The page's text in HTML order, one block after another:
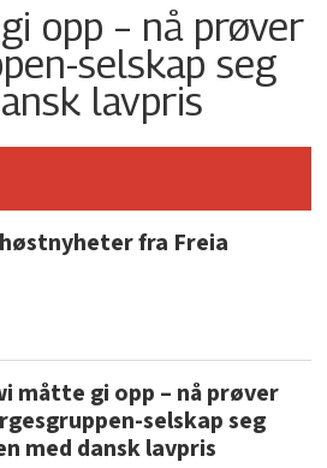
opp – nå prøver
selskap seg
lavpris
fra Freia
måtte gi opp – nå prøver
selskap seg
med dansk lavpris